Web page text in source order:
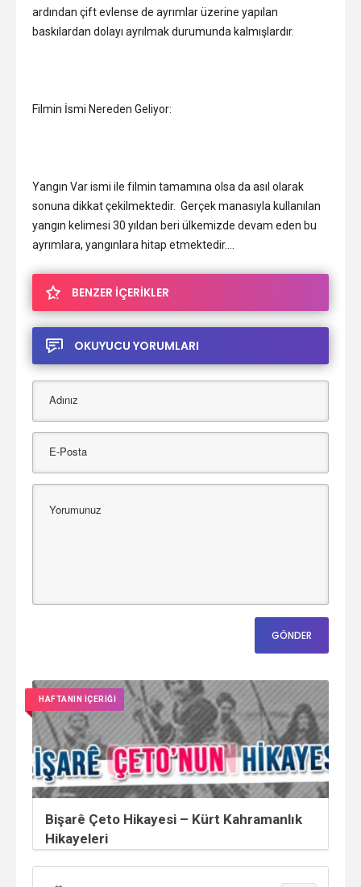
ardından çift evlense de ayrımlar üzerine yapılan
baskılardan dolayı ayrılmak durumunda kalmışlardır.
Filmin İsmi Nereden Geliyor:
Yangın Var ismi ile filmin tamamına olsa da asıl olarak
sonuna dikkat çekilmektedir. Gerçek manasıyla kullanılan
yangın kelimesi 30 yıldan beri ülkemizde devam eden bu
ayrımlara, yangınlara hitap etmektedir….
BENZER İÇERİKLER
OKUYUCU YORUMLARI
HAFTANIN İÇERİĞİ
Bişarê Çeto Hikayesi – Kürt Kahramanlık
Hikayeleri